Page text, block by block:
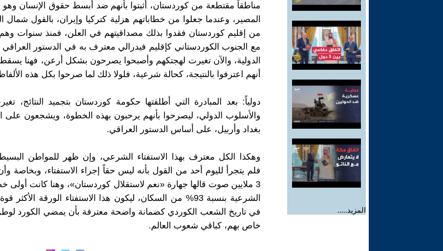
المزيد.....
مناطقاً مقتطعة من كوردستان، أثبتوا بأنهم ضد أبسط حقوق الإنسان وهو
المصير، وعندما جعلوا من خطاباتهم هزلية كتركيا وإيران، بالقول شمال
من إقليم كوردستان فقدوا بذلك مصداقيتهم في العلن، فمنذ سنوات وهم
مع الجنوب الكوردستاني كإقليم فيدرالي معترف به في الدستور العراقي
الدولية، والآن تغيرت لهجتكهم وأصبحوا يصرحون بشكل أرعن، فهنا
أنهم اعترفوا بالنتيجة، كحالة شرعية، فلولا ذلك لما صرحوا بكل هذه
دولياً: بعد المبادرة التي أطلقتها حكومة كوردستان بتجميد النتائج،
والأسلوب الدولي، ليصرحوا بأنهم يرحبون بهذه الخطوة، ويشجعون على
بغداد وأربيل، على أساس الدستور العراقي.
وهكذا الكل معترف بهذا الاستفتاء الشرعي، وإن ظهر للمواطن
فلم يتجرأ لليوم أحد من القول بأنه ليس حقاً إجراء الاستفتاء، وبخاصة
3 ملايين صوت قالها جهارة «نعم لاستقلال كوردستان»، وهنا كانت أولى
الشرعية بنسبة 93% من السكان، ليكون هذا الاستفتاء الورقة
في تاريخ الشعب الكوردي كضمانة واضحة معترفة بأن يمضي الكورد
خاص بهم، كباقي شعوب العالم.